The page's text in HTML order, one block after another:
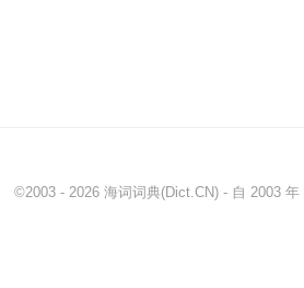
©2003 - 2026 海词词典(Dict.CN) - 自 2003